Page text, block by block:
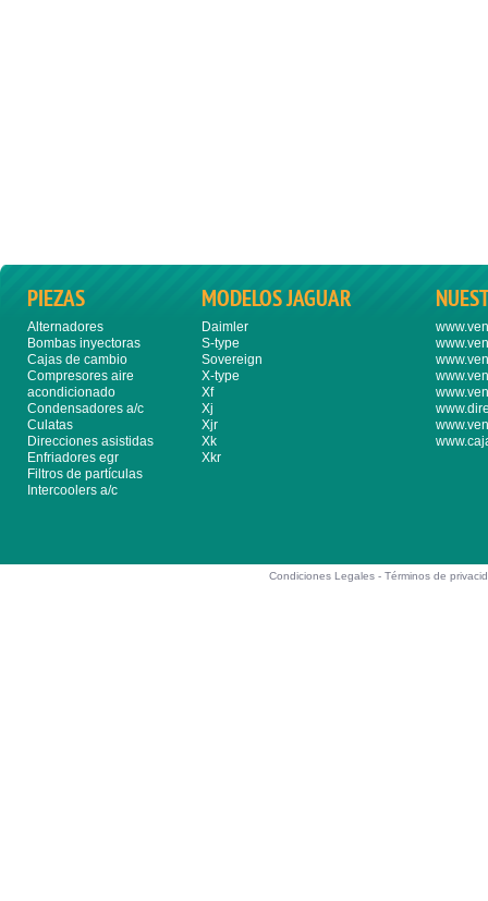
PIEZAS
Alternadores
Bombas inyectoras
Cajas de cambio
Compresores aire
acondicionado
Condensadores a/c
Culatas
Direcciones asistidas
Enfriadores egr
Filtros de partículas
Intercoolers a/c
MODELOS JAGUAR
Daimler
S-type
Sovereign
X-type
Xf
Xj
Xjr
Xk
Xkr
Condiciones Legales -Términos de